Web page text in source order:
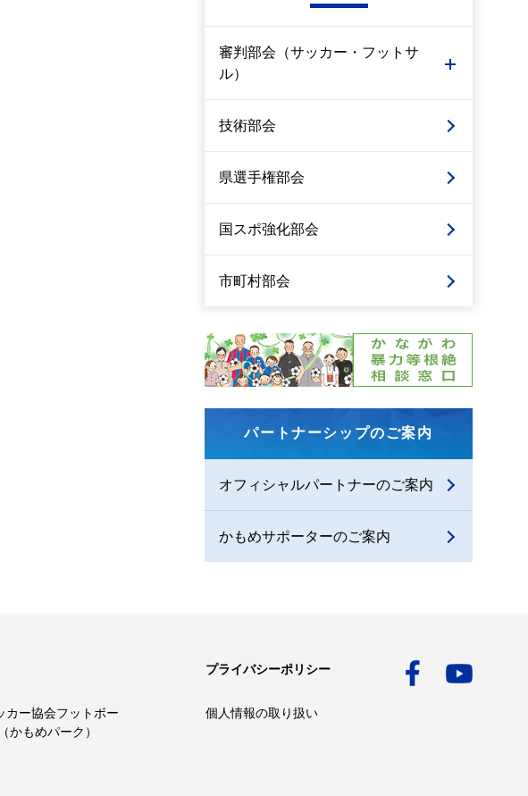
審判部会（サッカー・フットサ
ル）
技術部会
県選手権部会
国スポ強化部会
市町村部会
パートナーシップのご案内
オフィシャルパートナーのご案内
かもめサポーターのご案内
カー協会フットボー
かもめパーク）
プライバシーポリシー
個人情報の取り扱い